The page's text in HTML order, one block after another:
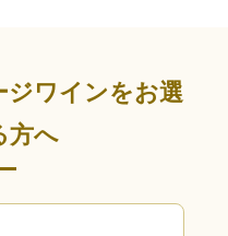
ジワインをお選
方へ